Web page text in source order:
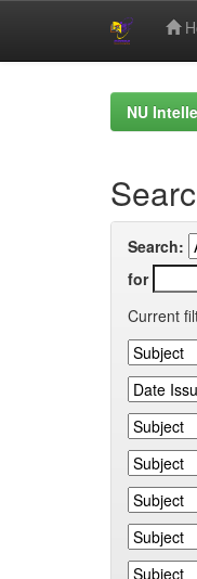
NU
Search:
for
Current